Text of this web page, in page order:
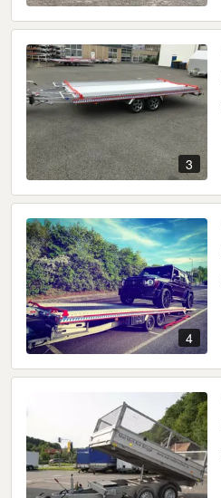
3
4